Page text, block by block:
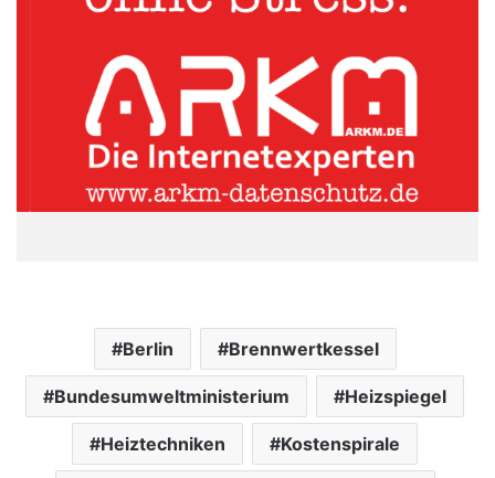
Berlin Brennwertkessel
Bundesumweltministerium Heizspiegel
Heiztechniken Kostenspirale